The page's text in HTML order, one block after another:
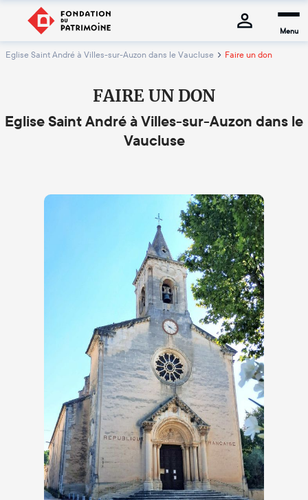
Menu
Eglise Saint André à Villes-sur-Auzon dans le Vaucluse Faire un don
FAIRE UN DON
Eglise Saint André à Villes-sur-Auzon dans le
Vaucluse